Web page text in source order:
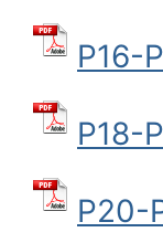
P16-
P18-
P20-